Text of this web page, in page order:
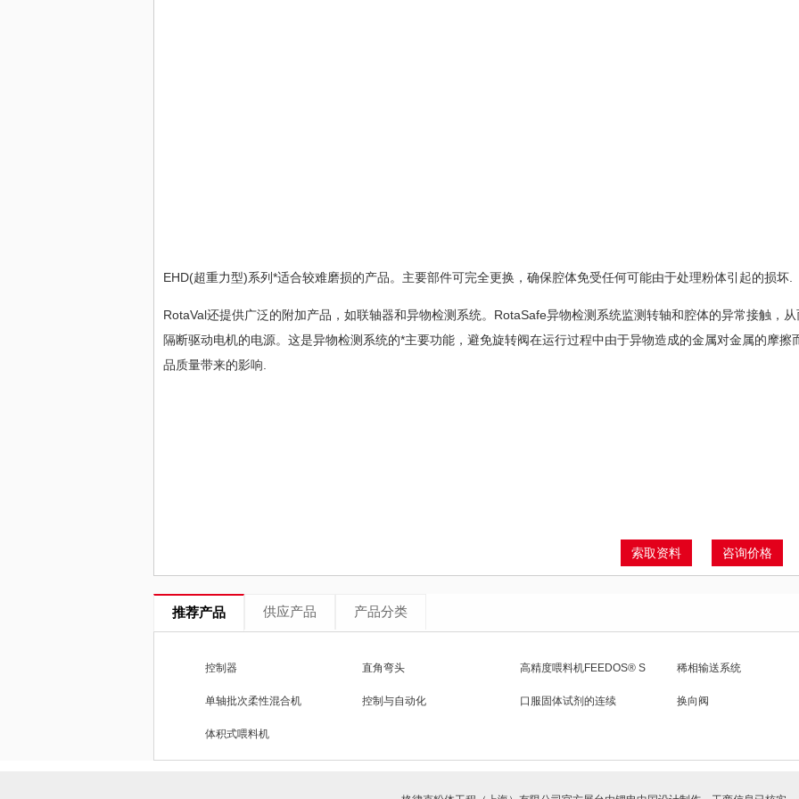
EHD(超重力型)系列*适合较难磨损的产品。主要部件可完全更换，确保腔体免受任何可能由于处理粉体引起的损坏.
RotaVal还提供广泛的附加产品，如联轴器和异物检测系统。RotaSafe异物检测系统监测转轴和腔体的异常接触，从
隔断驱动电机的电源。这是异物检测系统的*主要功能，避免旋转阀在运行过程中由于异物造成的金属对金属的摩擦
品质量带来的影响.
索取资料 咨询价格
推荐产品 供应产品 产品分类
控制器 直角弯头 高精度喂料机FEEDOS® S 稀相输送系统
单轴批次柔性混合机 控制与自动化 口服固体试剂的连续 换向阀
体积式喂料机